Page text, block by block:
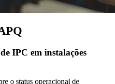
IPC em instalações
o status operacional de